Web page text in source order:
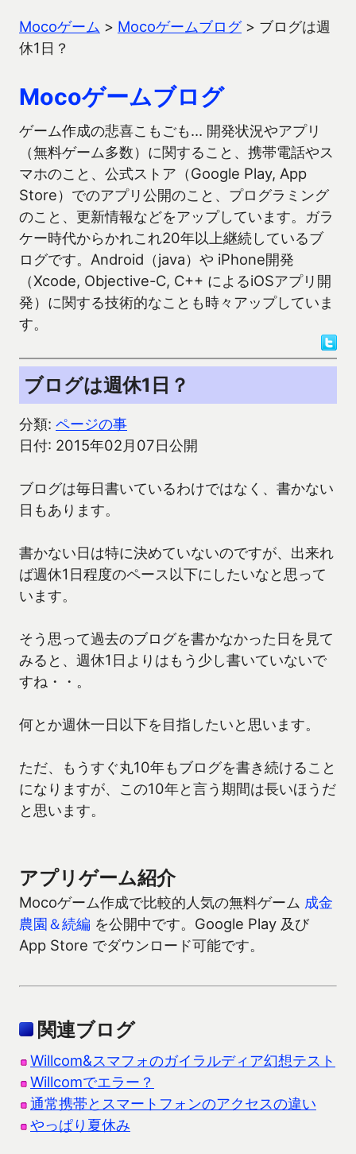
Mocoゲーム > Mocoゲームブログ> ブログは週
休1日？
Mocoゲームブログ
ゲーム作成の悲喜こもごも… 開発状況やアプリ
（無料ゲーム多数）に関すること、携帯電話やス
マホのこと、公式ストア（Google Play, App
Store）でのアプリ公開のこと、プログラミング
のこと、更新情報などをアップしています。ガラ
ケー時代からかれこれ20年以上継続しているブ
ログです。Android（java）や iPhone開発
（Xcode, Objective-C, C++ によるiOSアプリ開
発）に関する技術的なことも時々アップしていま
す。
ブログは週休1日？
分類: ページの事
日付: 2015年02月07日公開
ブログは毎日書いているわけではなく、書かない
日もあります。
書かない日は特に決めていないのですが、出来れ
ば週休1日程度のペース以下にしたいなと思って
います。
そう思って過去のブログを書かなかった日を見て
みると、週休1日よりはもう少し書いていないで
すね・・。
何とか週休一日以下を目指したいと思います。
ただ、もうすぐ丸10年もブログを書き続けること
になりますが、この10年と言う期間は長いほうだ
と思います。
アプリゲーム紹介
Mocoゲーム作成で比較的人気の無料ゲーム 成金
農園＆続編 を公開中です。Google Play 及び
App Store でダウンロード可能です。
関連ブログ
Willcom&スマフォのガイラルディア幻想テスト
Willcomでエラー？
通常携帯とスマートフォンのアクセスの違い
やっぱり夏休み